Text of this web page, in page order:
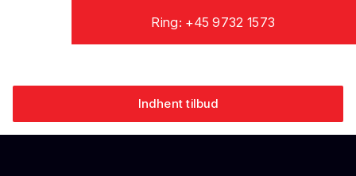
Ring: +45 9732 1573
Indhent tilbud